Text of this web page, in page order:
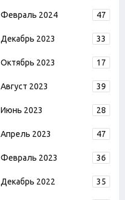
Февраль 2024 47
Декабрь 2023 33
Октябрь 2023 17
Август 2023 39
Июнь 2023 28
Апрель 2023 47
Февраль 2023 36
Декабрь 2022 35